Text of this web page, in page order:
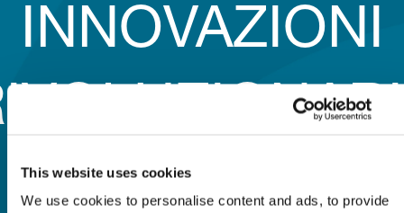
This website uses cookies
We use cookies to personalise content and ads, to provide
INNOVAZIONI